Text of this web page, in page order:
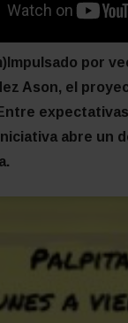
por
Ason, el
abre un